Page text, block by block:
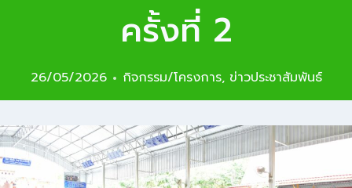
ครั้งที่ 2
26/05/2026 กิจกรรม/โครงการ, ข่าวประชาสัมพันธ์